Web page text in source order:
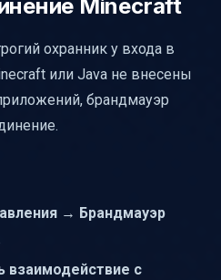
Minecraft
охранник у входа в
или Java не внесены
брандмауэр
→ Брандмауэр
взаимодействие с